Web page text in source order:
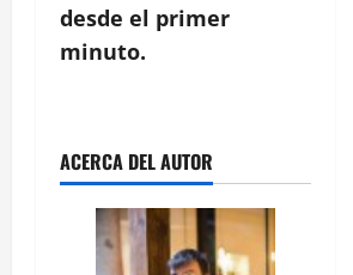
desde el primer
minuto.
ACERCA DEL AUTOR